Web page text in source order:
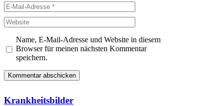
E-
Mail-
Adresse
Website
Name, E-Mail-Adresse und Website in diesem
Browser für meinen nächsten Kommentar
speichern.
Krankheitsbilder